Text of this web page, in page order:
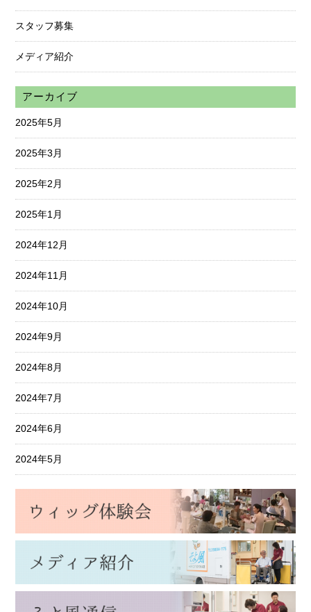
スタッフ募集
メディア紹介
アーカイブ
2025年5月
2025年3月
2025年2月
2025年1月
2024年12月
2024年11月
2024年10月
2024年9月
2024年8月
2024年7月
2024年6月
2024年5月